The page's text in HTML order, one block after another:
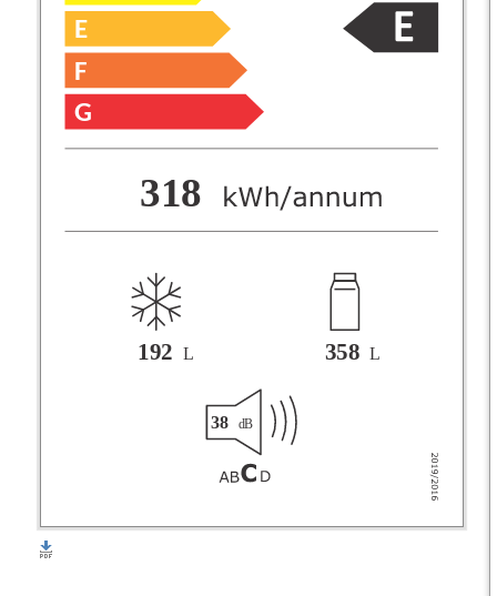
E
F
G
192 L 358 L
38 dB
318